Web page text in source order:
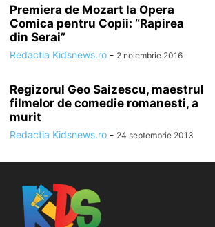
Premiera de Mozart la Opera
Comica pentru Copii: “Rapirea
din Serai”
Redactia Kidsnews.ro - 2 noiembrie 2016
Regizorul Geo Saizescu, maestrul
filmelor de comedie romanesti, a
murit
Redactia Kidsnews.ro - 24 septembrie 2013